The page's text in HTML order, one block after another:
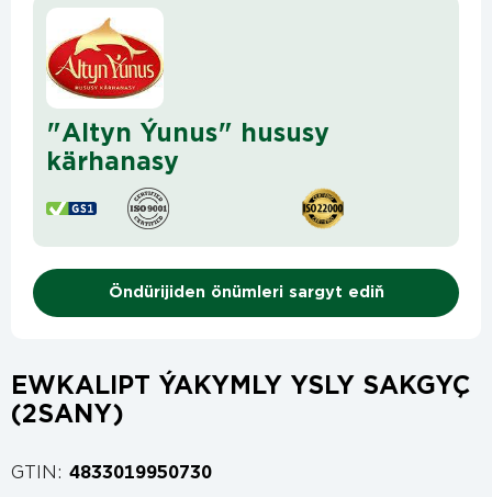
"Altyn Ýunus" hususy
kärhanasy
Öndürijiden önümleri sargyt ediň
EWKALIPT ÝAKYMLY YSLY SAKGYÇ
(2SANY)
GTIN: 4833019950730